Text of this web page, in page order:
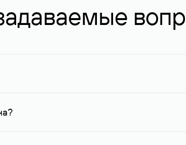
и у других регистраторов. Для доменов,
данные, доступные Руцентру.